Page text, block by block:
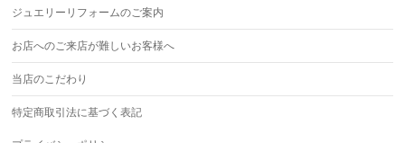
ジュエリーリフォームのご案内
お店へのご来店が難しいお客様へ
当店のこだわり
特定商取引法に基づく表記